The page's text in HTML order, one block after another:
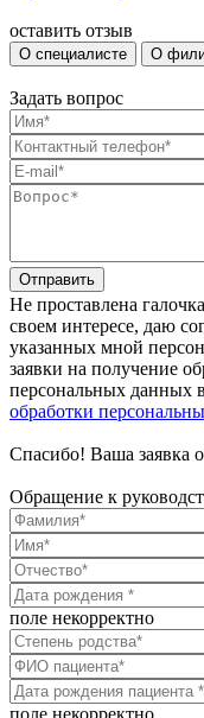
оставить отзыв
О специалисте О
Задать вопрос
Отправить
Не проставлена
своем интересе, даю
указанных мной
заявки на получение
персональных данных
обработки
Спасибо! Ваша заявка
Обращение к
поле некорректно